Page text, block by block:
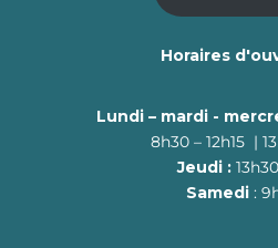
Horaires
Lundi – mardi -
8h30 – 12h15 |
Jeudi :
Samedi :